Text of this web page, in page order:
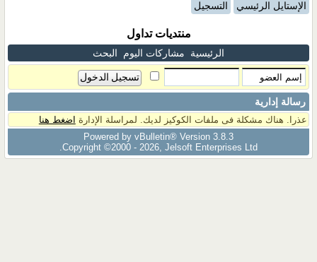
الإستايل الرئيسي التسجيل
منتديات تداول
الرئيسية مشاركات اليوم البحث
رسالة إدارية
عذرا. هناك مشكلة فى ملفات الكوكيز لديك. لمراسلة الإدارة اضغط هنا
Powered by vBulletin® Version 3.8.3
Copyright ©2000 - 2026, Jelsoft Enterprises Ltd.